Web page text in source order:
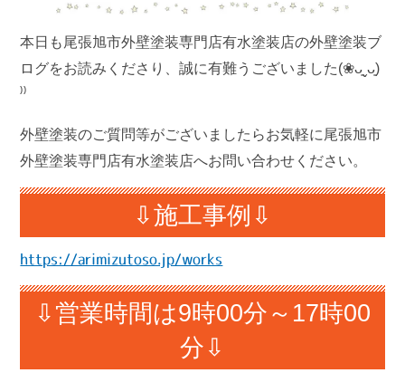
本日も尾張旭市外壁塗装専門店有水塗装店の外壁塗装ブ
ログをお読みくださり、誠に有難うございました(❀ᴗ͈ˬᴗ͈)
⁾⁾
外壁塗装のご質問等がございましたらお気軽に尾張旭市
外壁塗装専門店有水塗装店へお問い合わせください。
⇩施工事例⇩
https://arimizutoso.jp/works
⇩営業時間は9時00分～17時00
分⇩